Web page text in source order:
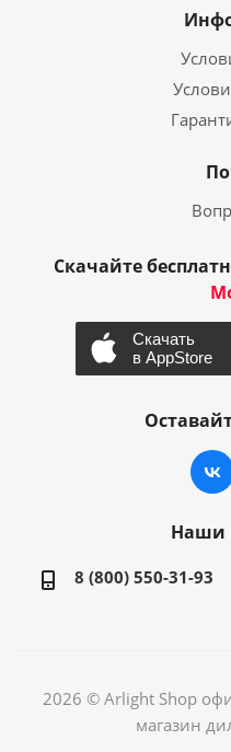
Скачайте
Наши
8 (800) 550-31-93
2026 © Arlight Shop
магазин